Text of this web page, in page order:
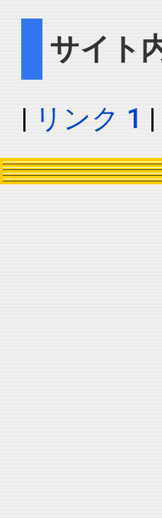
サイト
| リンク 1 |